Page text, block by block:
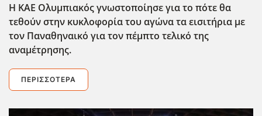
Η ΚΑΕ Ολυμπιακός γνωστοποίησε για το πότε θα
τεθούν στην κυκλοφορία του αγώνα τα εισιτήρια με
τον Παναθηναικό για τον πέμπτο τελικό της
αναμέτρησης.
ΠΕΡΙΣΣΌΤΕΡΑ